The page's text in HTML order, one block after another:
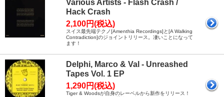
Various Artists - Flash Crash /
Hack Crash
2,100円(税込)
スイス最先端テクノ[Amenthia Recordings]と[A Walking
Contradiction]のジョイントリリース。凄いことになって
ます！
Delphi, Marco & Val - Unreashed
Tapes Vol. 1 EP
1,290円(税込)
Tiger & Woodsが自身のレーベルから新作をリリース！